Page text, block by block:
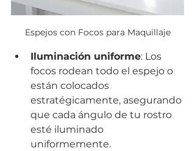
Espejos con Focos para Maquillaje
Iluminación uniforme: Los
focos rodean todo el espejo o
están colocados
estratégicamente, asegurando
que cada ángulo de tu rostro
esté iluminado
uniformemente.